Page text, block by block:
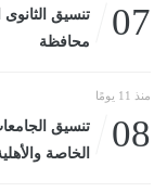
07
محافظة
منذ 11 يومًا
08
الخاصة